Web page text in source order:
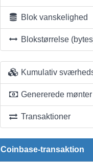
Blok vanskelighed
Blokstørrelse
Kumulativ
Genererede
Transaktioner
Coinbase-transaktion